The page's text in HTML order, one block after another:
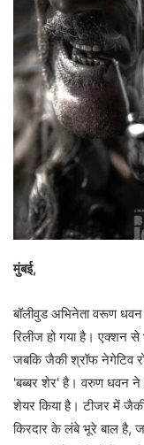
मुंबई,
बॉलीवुड अभिनेता वरूण
रिलीज हो गया है। एक्शन
जबकि जैकी श्रॉफ नेगेटिव
'बब्बर शेर' है। वरुण धवन ने
शेयर किया है। टीजर में
किरदार के लंबे भूरे बाल है,